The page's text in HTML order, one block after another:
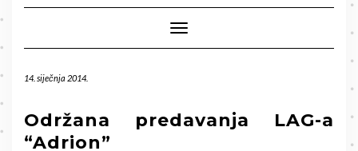
Toggle Navigation
14. siječnja 2014.
Održana predavanja LAG-a
“Adrion”